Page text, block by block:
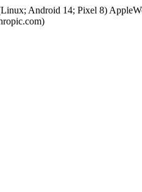
Android 14; Pixel 8)